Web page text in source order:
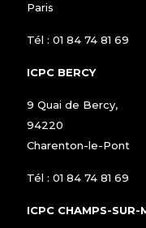
Paris
Tél : 01 84 74 81 69
ICPC BERCY
9 Quai de Bercy,
94220
Charenton-le-Pont
Tél : 01 84 74 81 69
ICPC CHAMPS-SUR-